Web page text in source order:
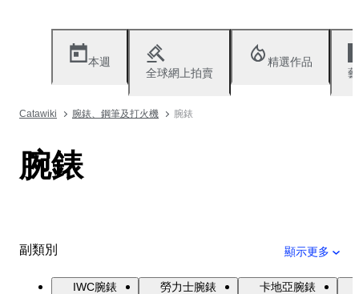
本週
全球網上拍賣
精選作品
Catawiki 腕錶、鋼筆及打火機 腕錶
腕錶
副類別 顯示更多
IWC腕錶 勞力士腕錶 卡地亞腕錶